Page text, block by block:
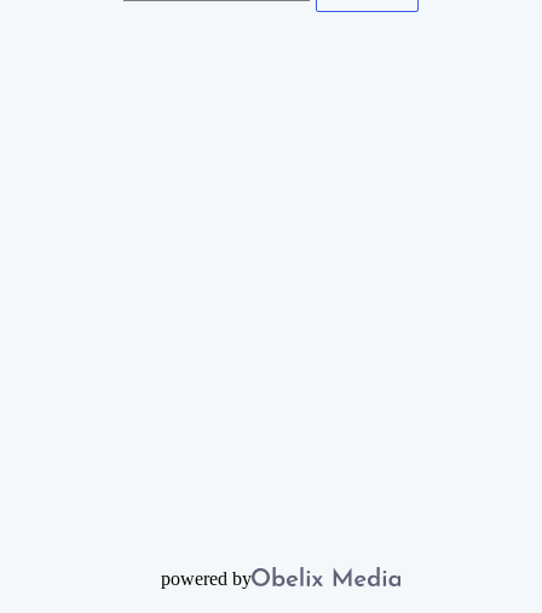
powered by